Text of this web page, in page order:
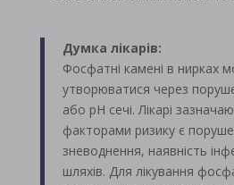
Думка лікарів:
Фосфатні камені в нирках
утворюватися через
або рН сечі. Лікарі
факторами ризику є
зневоднення, наявність
шляхів. Для лікування